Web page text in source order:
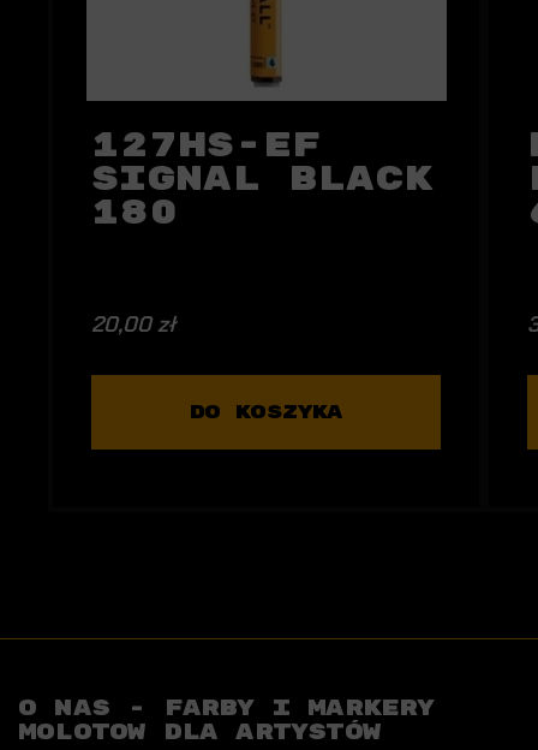
127HS-EF
Signal Black
180
20,00 zł
DO KOSZYKA
O NAS - FARBY I MARKERY
MOLOTOW DLA ARTYSTÓW